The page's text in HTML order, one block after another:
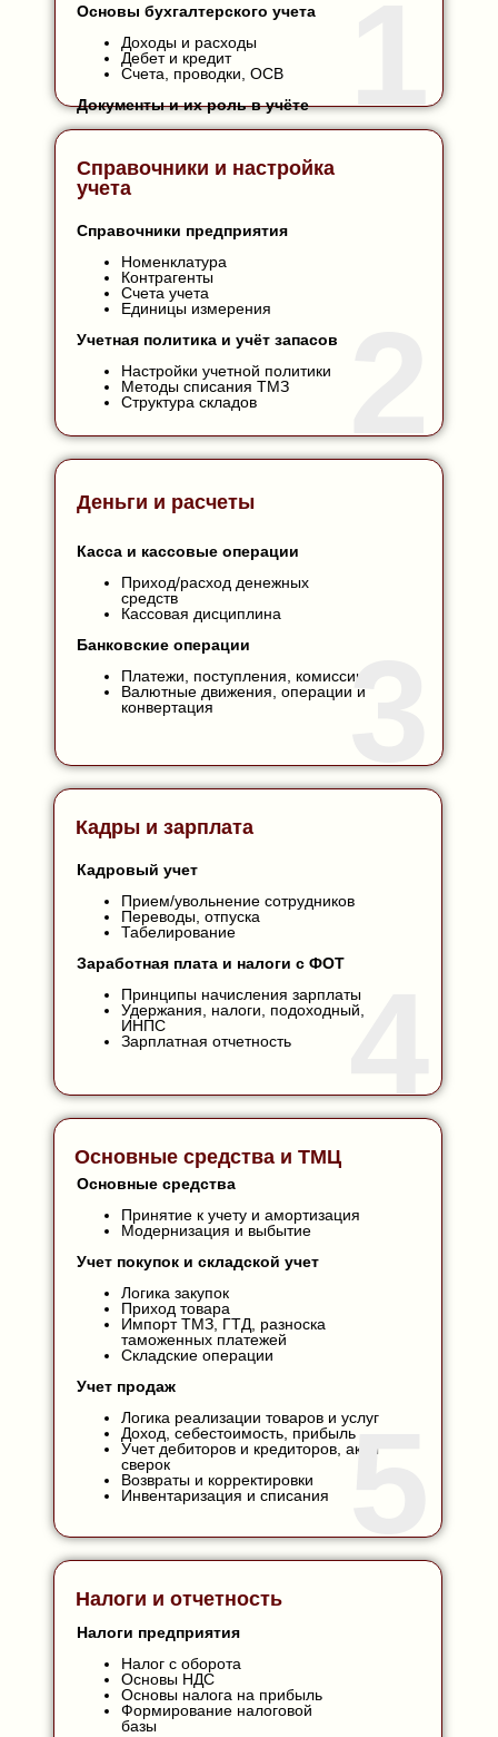
Основы бухгалтерского учета
Доходы и расходы
Дебет и кредит
Счета, проводки, ОСВ
Документы и их роль в учёте
Договор, накладная, акт, счет-
Значение первички
Справочники и настройка
учета
Справочники предприятия
Номенклатура
Контрагенты
Счета учета
Единицы измерения
Учетная политика и учёт запасов
Настройки учетной политики
Методы списания ТМЗ
Структура складов
Деньги и расчеты
Касса и кассовые операции
Приход/расход денежных
средств
Кассовая дисциплина
Банковские операции
Платежи, поступления, комиссии
Валютные движения, операции и
конвертация
3
Кадры и зарплата
Кадровый учет
Прием/увольнение сотрудников
Переводы, отпуска
Табелирование
Заработная плата и налоги с ФОТ
Принципы начисления зарплаты
Удержания, налоги, подоходный,
ИНПС
Зарплатная отчетность
4
Основные средства и ТМЦ
Основные средства
Принятие к учету и амортизация
Модернизация и выбытие
Учет покупок и складской учет
Логика закупок
Приход товара
Импорт ТМЗ, ГТД, разноска
таможенных платежей
Складские операции
Учет продаж
Логика реализации товаров и услуг
Доход, себестоимость, прибыль
Учет дебиторов и кредиторов, акты
сверок
Возвраты и корректировки
Инвентаризация и списания
5
Налоги и отчетность
Налоги предприятия
Налог с оборота
Основы НДС
Основы налога на прибыль
Формирование налоговой
базы